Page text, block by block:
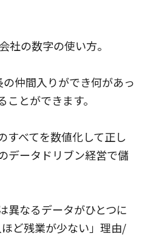
社の数字の使い方。
仲間入りができ何があっ
とができます。
すべてを数値化して正し
データドリブン経営で儲
異なるデータがひとつに
ど残業が少ない」理由/